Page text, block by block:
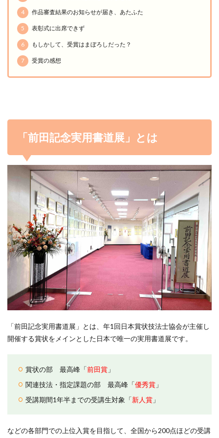
4 作品審査結果のお知らせが届き、あたふた
5 表彰式に出席できず
6 もしかして、受賞はまぼろしだった？
7 受賞の感想
「前田記念実用書道展」とは
「前田記念実用書道展」とは、年1回日本賞状技法士協会が主催し
開催する賞状をメインとした日本で唯一の実用書道展です。
賞状の部 最高峰「前田賞 」
関連技法・指定課題の部 最高峰「優秀賞 」
受講期間1年半までの受講生対象「新人賞 」
などの各部門での上位入賞を目指して、全国から200点ほどの受講